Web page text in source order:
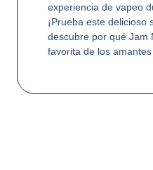
experiencia de vapeo
¡Prueba este delicioso
descubre por qué Jam
favorita de los